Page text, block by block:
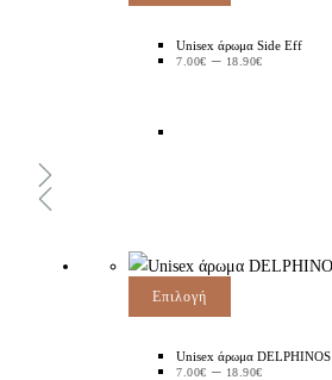
Unisex άρωμα Side Eff
7.00€ – 18.90€
Επιλογή
Unisex άρωμα DELPHINOS
7.00€ – 18.90€